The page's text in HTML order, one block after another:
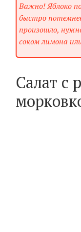
Важно! Яблоко
быстро
произошло,
соком лимона
Салат с